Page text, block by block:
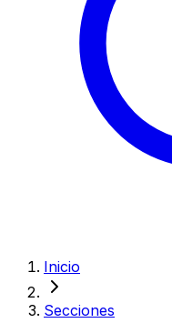
Inicio
Secciones